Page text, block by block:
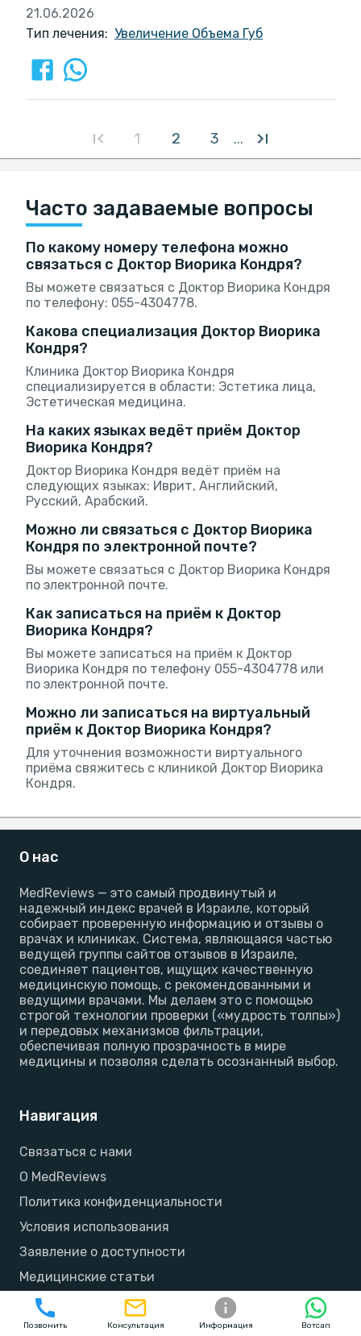
21.06.2026
Тип лечения: Увеличение Объема Губ
1 2 3 ...
Часто задаваемые вопросы
По какому номеру телефона можно
связаться с Доктор Виорика Кондря?
Вы можете связаться с Доктор Виорика Кондря
по телефону: 055-4304778.
Какова специализация Доктор Виорика
Кондря?
Клиника Доктор Виорика Кондря
специализируется в области: Эстетика лица,
Эстетическая медицина.
На каких языках ведёт приём Доктор
Виорика Кондря?
Доктор Виорика Кондря ведёт приём на
следующих языках: Иврит, Английский,
Русский, Арабский.
Можно ли связаться с Доктор Виорика
Кондря по электронной почте?
Вы можете связаться с Доктор Виорика Кондря
по электронной почте.
Как записаться на приём к Доктор
Виорика Кондря?
Вы можете записаться на приём к Доктор
Виорика Кондря по телефону 055-4304778 или
по электронной почте.
Можно ли записаться на виртуальный
приём к Доктор Виорика Кондря?
Для уточнения возможности виртуального
приёма свяжитесь с клиникой Доктор Виорика
Кондря.
О нас
MedReviews — это самый продвинутый и
надежный индекс врачей в Израиле, который
собирает проверенную информацию и отзывы о
врачах и клиниках. Система, являющаяся частью
ведущей группы сайтов отзывов в Израиле,
соединяет пациентов, ищущих качественную
медицинскую помощь, с рекомендованными и
ведущими врачами. Мы делаем это с помощью
строгой технологии проверки («мудрость толпы»)
и передовых механизмов фильтрации,
обеспечивая полную прозрачность в мире
медицины и позволяя сделать осознанный выбор.
Навигация
Связаться с нами
О MedReviews
Политика конфиденциальности
Условия использования
Заявление о доступности
Медицинские статьи
Фотогалерея
Создать профиль врача
Позвонить Консультация Информация Вотсап